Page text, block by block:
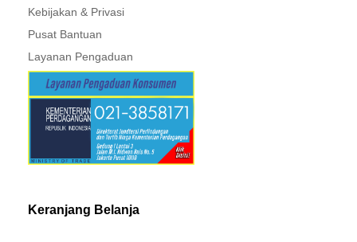
Kebijakan & Privasi
Pusat Bantuan
Layanan Pengaduan
Keranjang Belanja